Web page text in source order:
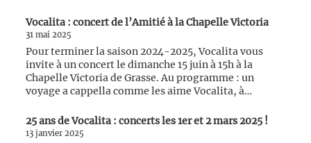
Vocalita : concert de l’Amitié à la Chapelle Victoria
31 mai 2025
Pour terminer la saison 2024-2025, Vocalita vous
invite à un concert le dimanche 15 juin à 15h à la
Chapelle Victoria de Grasse. Au programme : un
voyage a cappella comme les aime Vocalita, à…
25 ans de Vocalita : concerts les 1er et 2 mars 2025 !
13 janvier 2025